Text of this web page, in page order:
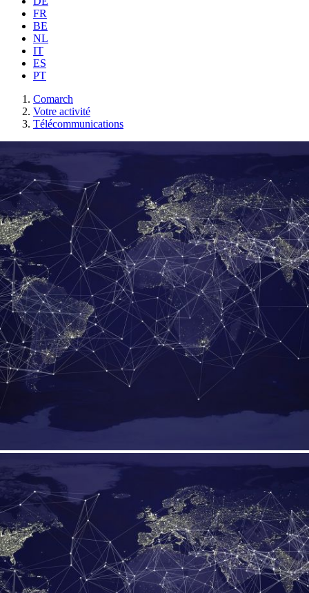
FR
BE
NL
IT
ES
PT
Comarch
Votre activité
Télécommunications